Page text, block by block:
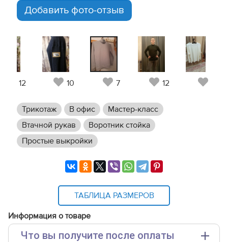
Добавить фото-отзыв
12 10 7 12
Трикотаж В офис
Мастер-класс
Втачной рукав
Воротник стойка
Простые выкройки
ТАБЛИЦА РАЗМЕРОВ
Информация о товаре
Что вы получите после оплаты